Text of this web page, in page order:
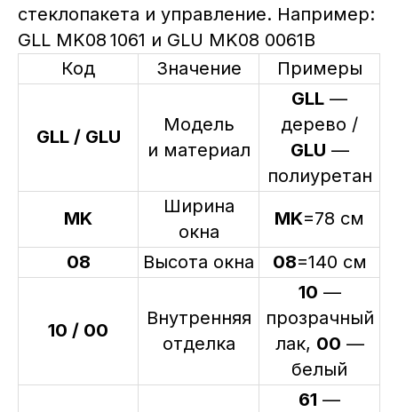
стеклопакета и управление. Например:
GLL MK08 1061 и GLU MK08 0061B
Код
Значение Примеры
GLL / GLU
Модель
и материал
GLL —
дерево /
GLU —
полиуретан
MK
Ширина
окна
MK=78 см
08 Высота окна 08=140 см
10 / 00
Внутренняя
отделка
10 —
прозрачный
лак, 00 —
белый
61 —